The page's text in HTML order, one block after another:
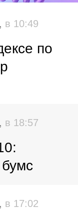
в 10:49
по
в 18:57
в 17:02